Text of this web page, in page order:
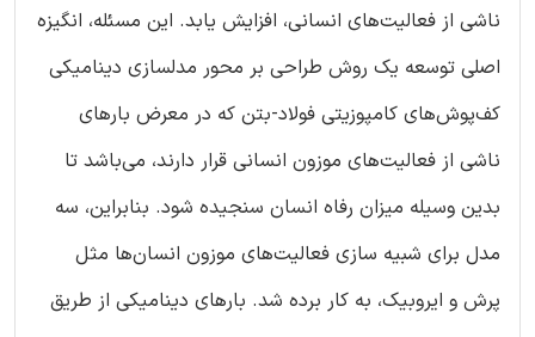
ناشی از فعالیت‌های انسانی، افزایش یابد. این مسئله، انگیزه
اصلی توسعه یک روش طراحی بر محور مدلسازی دینامیکی
کف‌پوش‌های کامپوزیتی فولاد-بتن که در معرض بارهای
ناشی از فعالیت‌های موزون انسانی قرار دارند، می‌باشد تا
بدین وسیله میزان رفاه انسان سنجیده شود. بنابراین، سه
مدل برای شبیه سازی فعالیت‌های موزون انسان‌ها مثل
پرش و ایروبیک، به کار برده شد. بارهای دینامیکی از طریق